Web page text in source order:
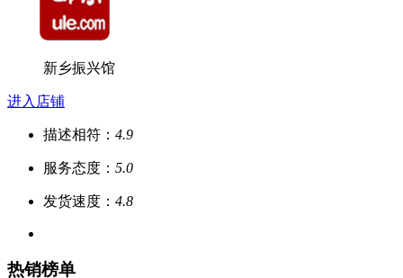
新乡振兴馆
进入店铺
描述相符： 4.9
服务态度： 5.0
发货速度： 4.8
热销榜单